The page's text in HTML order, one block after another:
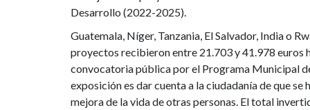
Desarrollo (2022-2025).
Guatemala, Níger, Tanzania, El Salvador, India o
proyectos recibieron entre 21.703 y 41.978 euros
convocatoria pública por el Programa Municipal
exposición es dar cuenta a la ciudadanía de que se
mejora de la vida de otras personas. El total